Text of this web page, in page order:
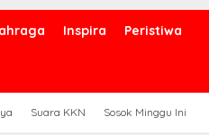
Inspira Peristiwa
Suara KKN Sosok Minggu Ini